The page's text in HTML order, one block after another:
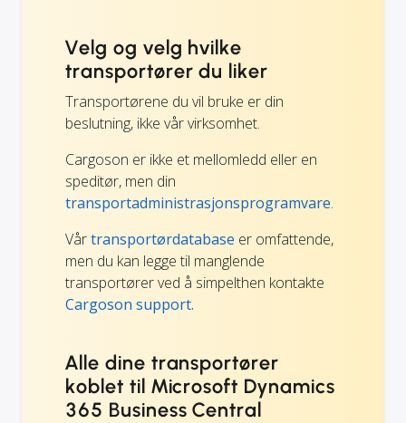
Velg og velg hvilke
transportører du liker
Transportørene du vil bruke er din
beslutning, ikke vår virksomhet.
Cargoson er ikke et mellomledd eller en
speditør, men din
transportadministrasjonsprogramvare.
Vårtransportørdatabase er omfattende,
men du kan legge til manglende
transportører ved å simpelthen kontakte
Cargoson support.
Alle dine transportører
koblet til Microsoft Dynamics
365 Business Central